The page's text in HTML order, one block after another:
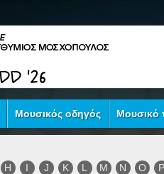
Μουσικός οδηγός Μουσικό
H I J K L M N O P